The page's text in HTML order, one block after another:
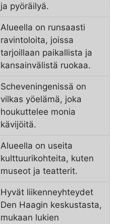
ja pyöräilyä.
Alueella on runsaasti
ravintoloita, joissa
tarjoillaan paikallista ja
kansainvälistä ruokaa.
Scheveningenissä on
vilkas yöelämä, joka
houkuttelee monia
kävijöitä.
Alueella on useita
kulttuurikohteita, kuten
museot ja teatterit.
Hyvät liikenneyhteydet
Den Haagin keskustasta,
mukaan lukien